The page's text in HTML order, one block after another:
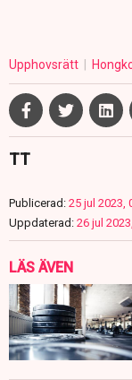
Upphovsrätt
TT
Publicerad: 25 jul 2023,
Uppdaterad: 26 jul
LÄS ÄVEN